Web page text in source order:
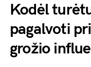
Kodėl
pagalvoti
grožio